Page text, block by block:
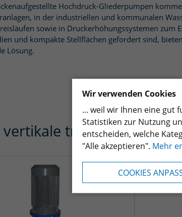
Hochdruck-Gliederpumpen
in der industriellen und kommunalen
sowie in Druckerhöhungssystemen zum
und kompakte Stellflächen gefordert sind,
Lösung.
trocken
Wir verwenden Cookies
... weil wir Ihnen eine gut
Statistiken zur Nutzung
entscheiden, welche
"Alle akzeptieren". Mehr
COOKIES